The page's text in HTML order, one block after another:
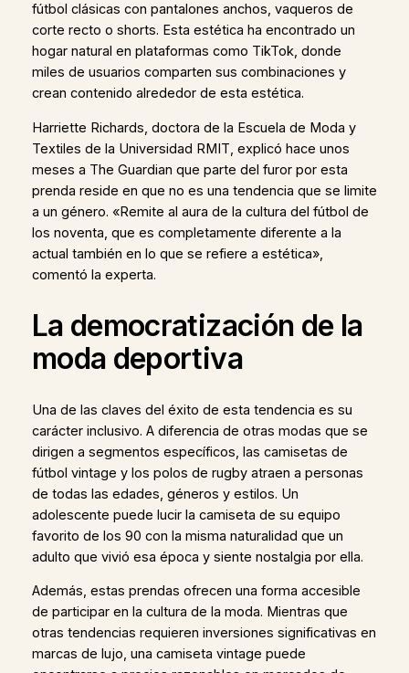
fútbol clásicas con pantalones anchos, vaqueros de
corte recto o shorts. Esta estética ha encontrado un
hogar natural en plataformas como TikTok, donde
miles de usuarios comparten sus combinaciones y
crean contenido alrededor de esta estética.
Harriette Richards, doctora de la Escuela de Moda y
Textiles de la Universidad RMIT, explicó hace unos
meses a The Guardian que parte del furor por esta
prenda reside en que no es una tendencia que se limite
a un género. «Remite al aura de la cultura del fútbol de
los noventa, que es completamente diferente a la
actual también en lo que se refiere a estética»,
comentó la experta.
La democratización de la
moda deportiva
Una de las claves del éxito de esta tendencia es su
carácter inclusivo. A diferencia de otras modas que se
dirigen a segmentos específicos, las camisetas de
fútbol vintage y los polos de rugby atraen a personas
de todas las edades, géneros y estilos. Un
adolescente puede lucir la camiseta de su equipo
favorito de los 90 con la misma naturalidad que un
adulto que vivió esa época y siente nostalgia por ella.
Además, estas prendas ofrecen una forma accesible
de participar en la cultura de la moda. Mientras que
otras tendencias requieren inversiones significativas en
marcas de lujo, una camiseta vintage puede